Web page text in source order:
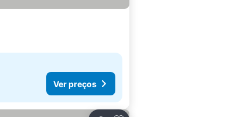
Ver preços